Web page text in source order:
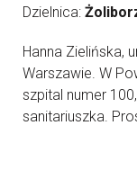
Dzielnica:
Hanna Zielińska,
Warszawie. W
szpital numer
sanitariuszka.